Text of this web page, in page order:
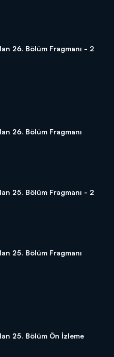
26. Bölüm Fragmanı - 2
26. Bölüm Fragmanı
25. Bölüm Fragmanı - 2
25. Bölüm Fragmanı
25. Bölüm Ön İzleme